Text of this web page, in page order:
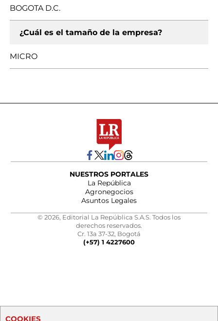
BOGOTA D.C.
¿Cuál es el tamaño de la empresa?
MICRO
NUESTROS PORTALES
La República
Agronegocios
Asuntos Legales
© 2026, Editorial La República S.A.S. Todos los
derechos reservados.
Cr. 13a 37-32, Bogotá
(+57) 1 4227600
COOKIES